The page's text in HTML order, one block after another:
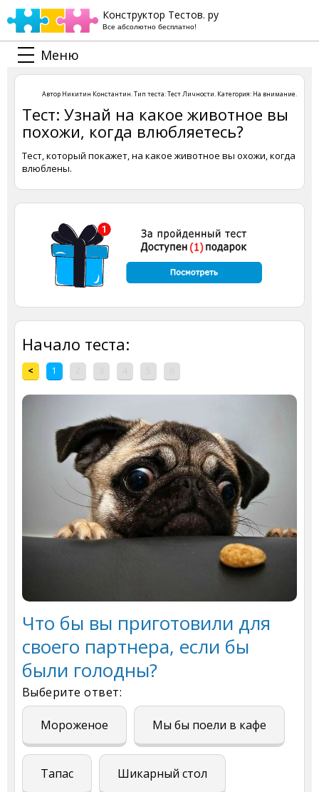
Конструктор Тестов. ру
Все абсолютно бесплатно!
Меню
Автор Никитин Константин. Тип теста:Тест Личности. Категория: На внимание.
Тест: Узнай на какое животное вы
похожи, когда влюбляетесь?
Тест, который покажет, на какое животное вы охожи, когда
влюблены.
Начало теста:
< 1
Что бы вы приготовили для
своего партнера, если бы
были голодны?
Выберите ответ:
Мороженое Мы бы поели в кафе
Тапас Шикарный стол